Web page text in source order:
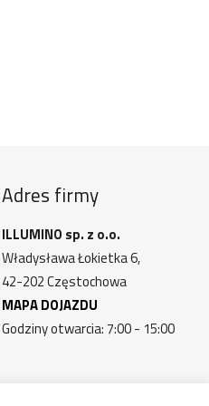
Adres firmy
ILLUMINO sp. z o.o.
Władysława Łokietka 6,
42-202 Częstochowa
MAPA DOJAZDU
Godziny otwarcia: 7:00 - 15:00